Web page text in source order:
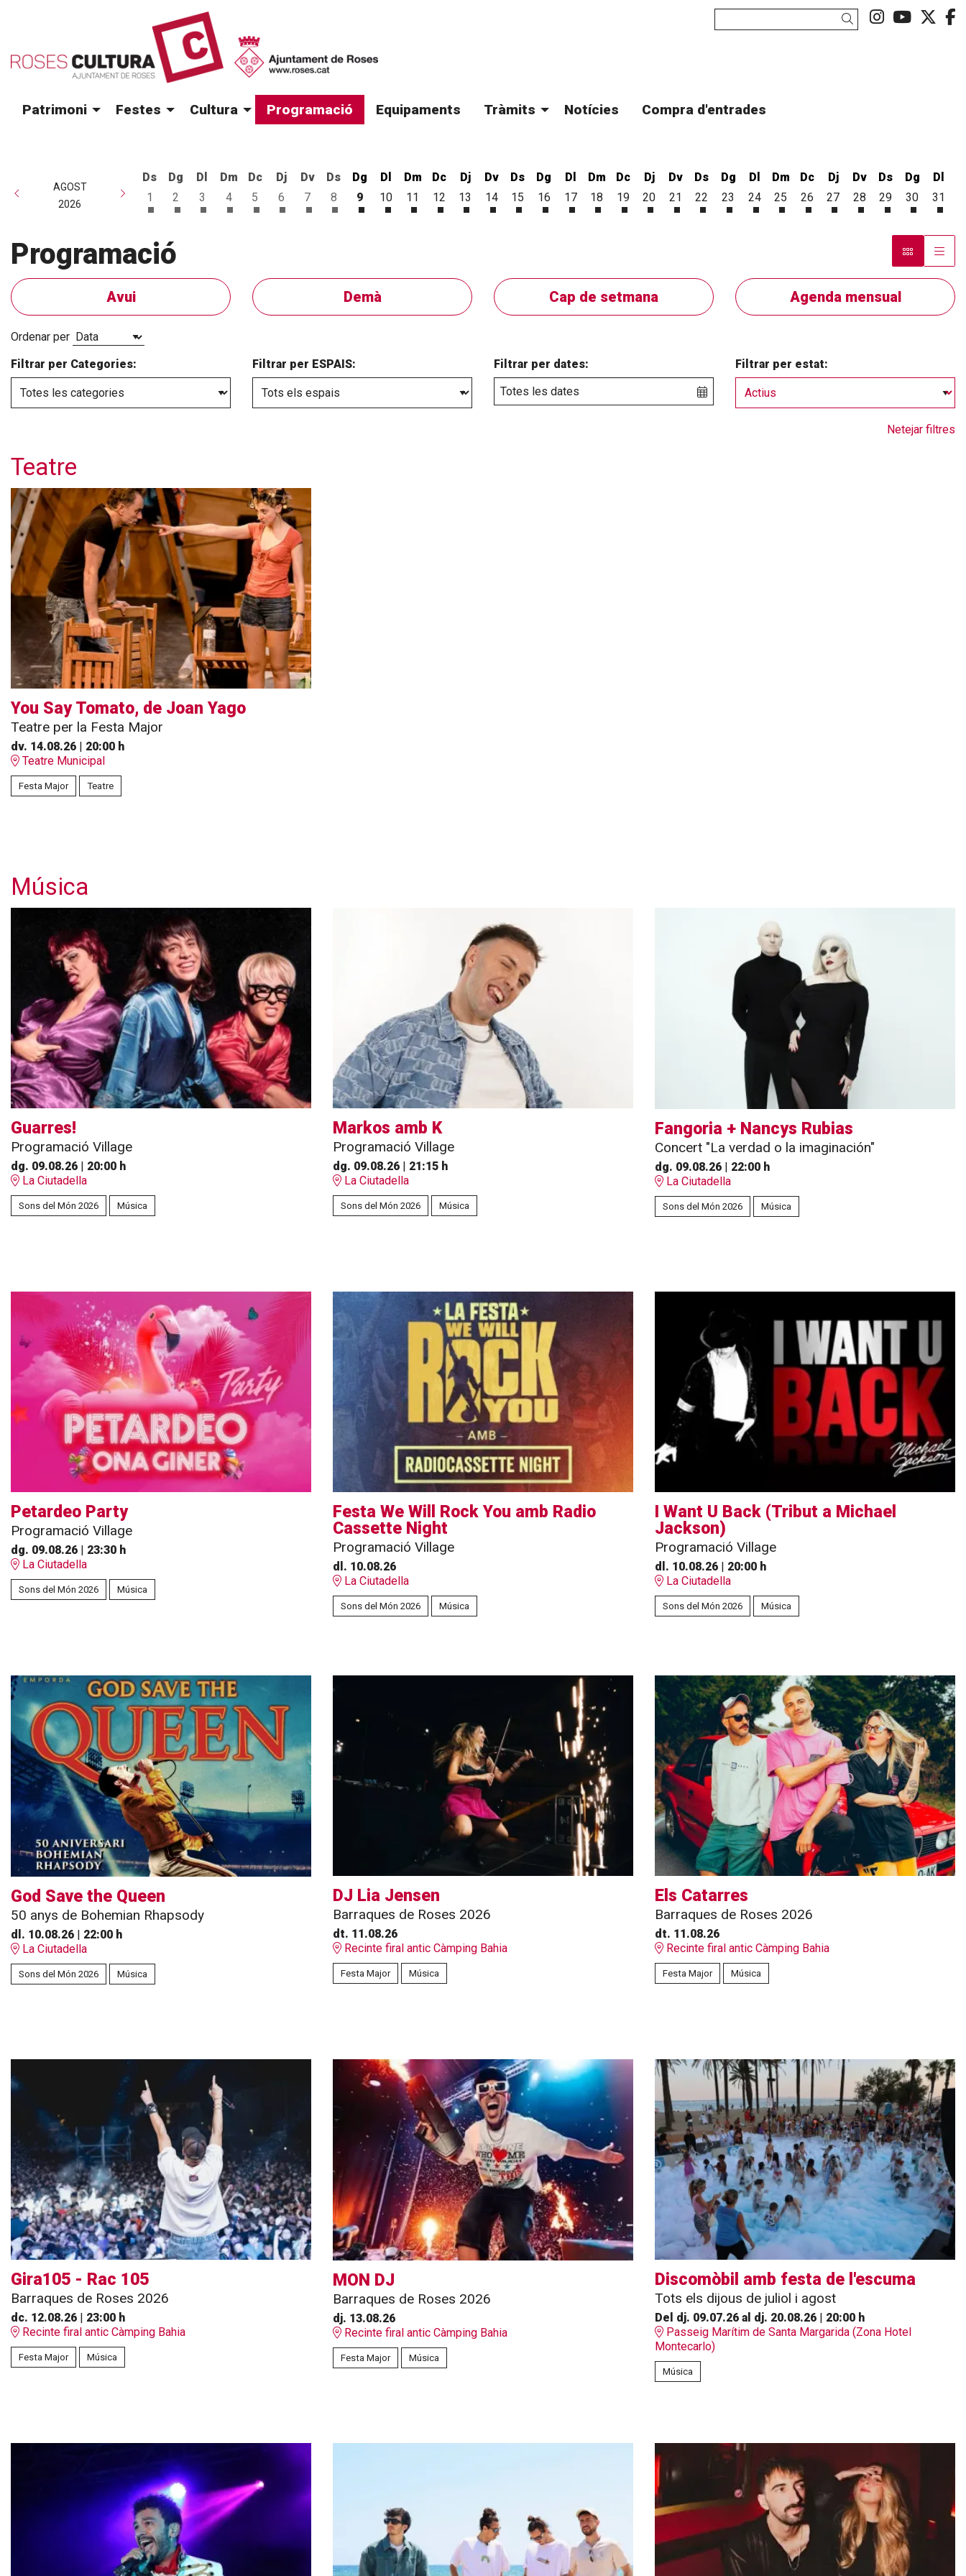
Link aLink a
Cercar
Patrimoni Festes Cultura Programació Equipaments Tràmits Notícies Compra d'entrades
AGOST
2026
Ds
1
Dissabte 1 d'agost
Dg
2
Diumenge 2 d'agost
Dl
3
Dilluns 3 d'agost
Dm
4
Dimarts 4 d'agost
Dc
5
Dimecres 5 d'agost
Dj
6
Dijous 6 d'agost
Dv
7
Divendres 7 d'agost
Ds
8
Dissabte 8 d'agost
Dg
9
Diumenge 9 d'agost
Dl
10
Dilluns 10 d'agost
Dm
11
Dimarts 11 d'agost
Dc
12
Dimecres 12 d'agost
Dj
13
Dijous 13 d'agost
Dv
14
Divendres 14 d'agost
Ds
15
Dissabte 15 d'agost
Dg
16
Diumenge 16 d'agost
Dl
17
Dilluns 17 d'agost
Dm
18
Dimarts 18 d'agost
Dc
19
Dimecres 19 d'agost
Dj
20
Dijous 20 d'agost
Dv
21
Divendres 21 d'agost
Ds
22
Dissabte 22 d'agost
Dg
23
Diumenge 23 d'agost
Dl
24
Dilluns 24 d'agost
Dm
25
Dimarts 25 d'agost
Dc
26
Dimecres 26 d'agost
Dj
27
Dijous 27 d'agost
Dv
28
Divendres 28 d'agost
Ds
29
Dissabte 29
Dg
30
Dl
31
Programació
Avui Demà Cap de setmana Agenda mensual
Ordenar per
Filtrar per Categories:
Filtrar per ESPAIS: Filtrar per dates: Filtrar per estat:
Netejar filtres
Teatre
You Say Tomato, de Joan Yago
Teatre per la Festa Major
dv. 14.08.26 | 20:00 h
Teatre Municipal
Festa Major Teatre
Música
Guarres!
Programació Village
dg. 09.08.26 | 20:00 h
La Ciutadella
Sons del Món 2026 Música
Markos amb K
Programació Village
dg. 09.08.26 | 21:15 h
La Ciutadella
Sons del Món 2026 Música
Fangoria + Nancys Rubias
Concert "La verdad o la imaginación"
dg. 09.08.26 | 22:00 h
La Ciutadella
Sons del Món 2026 Música
Petardeo Party
Programació Village
dg. 09.08.26 | 23:30 h
La Ciutadella
Sons del Món 2026 Música
Festa We Will Rock You amb Radio
Cassette Night
Programació Village
dl. 10.08.26
La Ciutadella
Sons del Món 2026 Música
I Want U Back (Tribut a Michael
Jackson)
Programació Village
dl. 10.08.26 | 20:00 h
La Ciutadella
Sons del Món 2026 Música
God Save the Queen
50 anys de Bohemian Rhapsody
dl. 10.08.26 | 22:00 h
La Ciutadella
Sons del Món 2026 Música
DJ Lia Jensen
Barraques de Roses 2026
dt. 11.08.26
Recinte firal antic Càmping Bahia
Festa Major Música
Els Catarres
Barraques de Roses 2026
dt. 11.08.26
Recinte firal antic Càmping Bahia
Festa Major Música
Gira105 - Rac 105
Barraques de Roses 2026
dc. 12.08.26 | 23:00 h
Recinte firal antic Càmping Bahia
Festa Major Música
MON DJ
Barraques de Roses 2026
dj. 13.08.26
Recinte firal antic Càmping Bahia
Festa Major Música
Discomòbil amb festa de l'escuma
Tots els dijous de juliol i agost
Del dj. 09.07.26 al dj. 20.08.26 | 20:00 h
Passeig Marítim de Santa Margarida (Zona Hotel
Montecarlo)
Música